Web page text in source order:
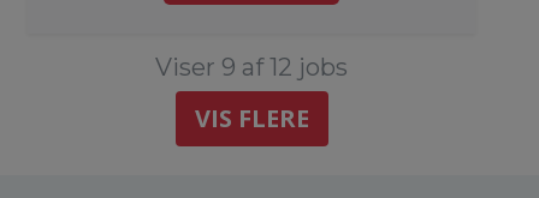
Viser 9 af 12 jobs
VIS FLERE